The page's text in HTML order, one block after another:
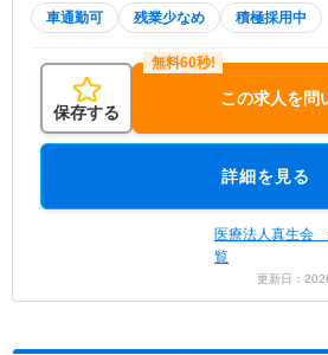
車通勤可 残業少なめ 積極採用中
保存する
この求人を問
詳細を見る
医療法人真生会
覧
更新日：